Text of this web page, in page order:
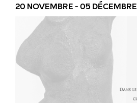
20 NOVEMBRE - 05 DÉCEMBRE